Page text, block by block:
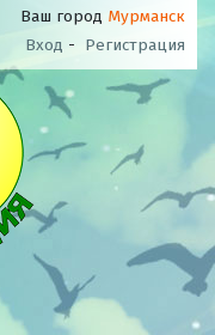
Ваш город Мурманск
Вход - Регистрация